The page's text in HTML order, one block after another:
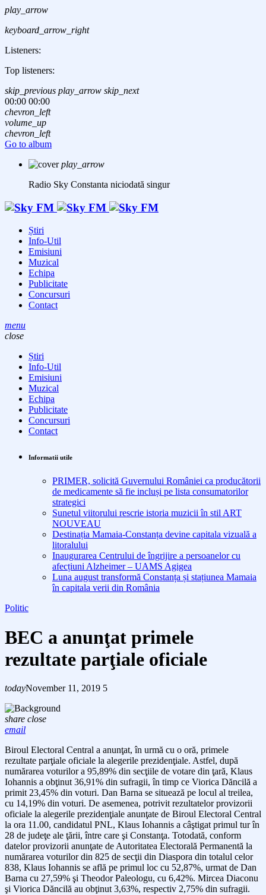
play_arrow
keyboard_arrow_right
Listeners:
Top listeners:
skip_previous play_arrow skip_next
00:00 00:00
chevron_left
volume_up
chevron_left
Go to album
play_arrow
Radio Sky Constanta niciodată singur
Știri
Info-Util
Emisiuni
Muzical
Echipa
Publicitate
Concursuri
Contact
menu
close
Știri
Info-Util
Emisiuni
Muzical
Echipa
Publicitate
Concursuri
Contact
Informatii utile
PRIMER, solicită Guvernului României ca producătorii
de medicamente să fie incluși pe lista consumatorilor
strategici
Sunetul viitorului rescrie istoria muzicii în stil ART
NOUVEAU
Destinația Mamaia-Constanța devine capitala vizuală a
litoralului
Inaugurarea Centrului de îngrijire a persoanelor cu
afecțiuni Alzheimer – UAMS Agigea
Luna august transformă Constanța și stațiunea Mamaia
în capitala verii din România
Politic
BEC a anunţat primele
rezultate parţiale oficiale
todayNovember 11, 2019 5
share close
email
Biroul Electoral Central a anunţat, în urmă cu o oră, primele
rezultate parţiale oficiale la alegerile prezidenţiale. Astfel, după
numărarea voturilor a 95,89% din secţiile de votare din ţară, Klaus
Iohannis a obţinut 36,91% din sufragii, în timp ce Viorica Dăncilă a
primit 23,45% din voturi. Dan Barna se situează pe locul al treilea,
cu 14,19% din voturi. De asemenea, potrivit rezultatelor provizorii
oficiale la alegerile prezidenţiale anunţate de Biroul Electoral Central
la ora 11.00, candidatul PNL, Klaus Iohannis a câştigat primul tur în
28 de judeţe ale ţării, între care şi Constanţa. Totodată, conform
datelor provizorii anunţate de Autoritatea Electorală Permanentă la
numărarea voturilor din 825 de secţii din Diaspora din totalul celor
838, Klaus Iohannis se află pe primul loc cu 52,87%, urmat de Dan
Barna cu 27,59% şi Theodor Paleologu, cu 6,42%. Mircea Diaconu
şi Viorica Dăncilă au obţinut 3,63%, respectiv 2,75% din sufragii.